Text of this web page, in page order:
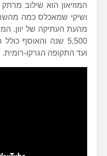
המוזיאון הוא שילוב
ושיקי שמאכלס כמה
מהעת העתיקה של יוון.
5,500 שנה והאוסף
ועד התקופה הגרקו-רומית.